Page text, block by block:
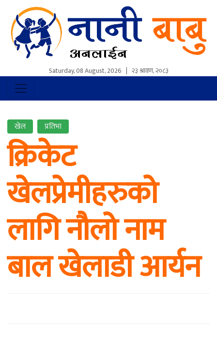
Saturday, 08 August, 2026 | २३ श्रावण, २०८३
खेल प्रतिभा
क्रिकेट
खेलप्रेमीहरुको
लागि नौलो नाम
बाल खेलाडी आर्यन